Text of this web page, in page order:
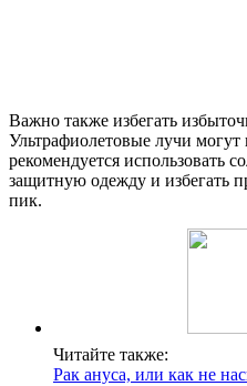
Важно также избегать
Ультрафиолетовые лучи
рекомендуется использовать
защитную одежду и избегать
пик.
Читайте также:
Рак ануса, или как не